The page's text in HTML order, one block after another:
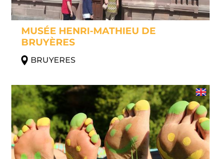
MUSÉE HENRI-MATHIEU DE
BRUYÈRES
BRUYERES